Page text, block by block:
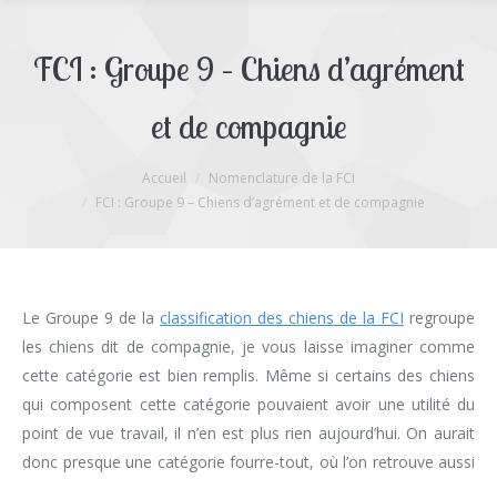
FCI : Groupe 9 – Chiens d’agrément
et de compagnie
Accueil
Nomenclature de la FCI
FCI : Groupe 9 – Chiens d’agrément et de compagnie
Le Groupe 9 de la classification des chiens de la FCI regroupe
les chiens dit de compagnie, je vous laisse imaginer comme
cette catégorie est bien remplis. Même si certains des chiens
qui composent cette catégorie pouvaient avoir une utilité du
point de vue travail, il n’en est plus rien aujourd’hui. On aurait
donc presque une catégorie fourre-tout, où l’on retrouve aussi